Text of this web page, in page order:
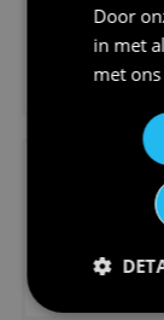
Door
in met
met ons